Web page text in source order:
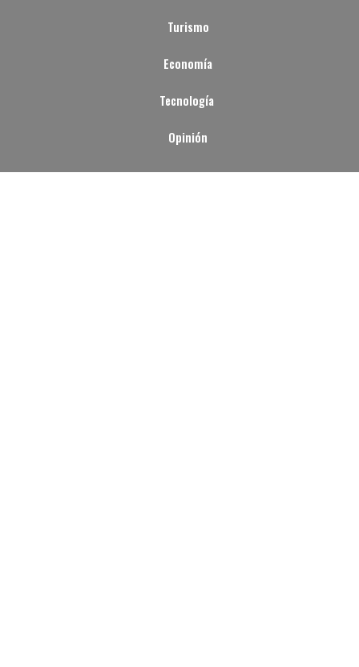
Turismo
Economía
Tecnología
Opinión